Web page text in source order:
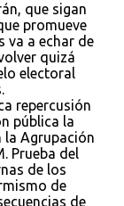
que sigan
promueve
va a echar de
quizá
electoral
repercusión
pública la
la Agrupación
Prueba del
de los
de
de